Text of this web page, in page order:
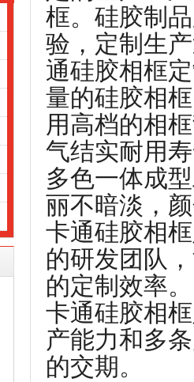
框。硅胶制
验，定制生
通硅胶相框
量的硅胶相
用高档的相
气结实耐用
多色一体成
丽不暗淡，
卡通硅胶相
的研发团队
的定制效率。
卡通硅胶相
产能力和多
的交期。